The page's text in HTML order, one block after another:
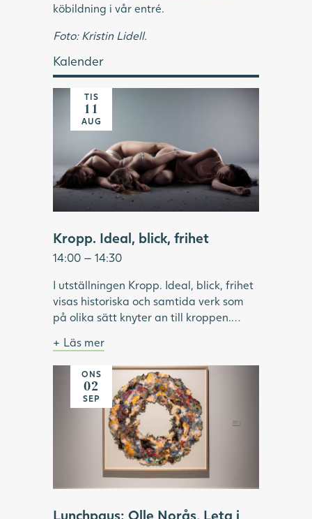
köbildning i vår entré.
Foto: Kristin Lidell.
Kalender
TIS
11
AUG
Kropp. Ideal, blick, frihet
14:00 — 14:30
I utställningen Kropp. Ideal, blick, frihet
visas historiska och samtida verk som
på olika sätt knyter an till kroppen.
format och omformat idéer om kropp
och skönhet. Vilken roll har modellen
haft inom konsthistorien? Vilka kroppar
har visats upp och utifrån vems blick? Vi
tittar på konstnärskap som utmanar
kroppsliga ideal och ser exempel på
konstnärer som använder kroppen som
verktyg för frigörelse.
Bild: Julia Peirone, Ocean Dream ur
serien Diamonds Dancing, 2017,
Göteborgs konstmuseum.
Läs mer
ONS
02
SEP
Lunchpaus: Olle Norås, Leta i